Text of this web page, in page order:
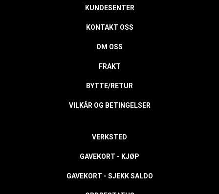
KUNDESENTER
KONTAKT OSS
OM OSS
FRAKT
BYTTE/RETUR
VILKÅR OG BETINGELSER
VERKSTED
GAVEKORT - KJØP
GAVEKORT - SJEKK SALDO